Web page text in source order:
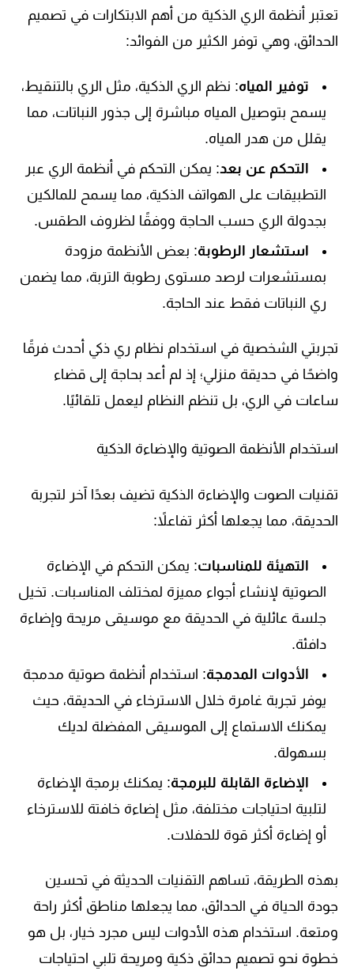
تعتبر أنظمة الري الذكية من أهم الابتكارات في تصميم
الحدائق، وهي توفر الكثير من الفوائد:
توفير المياه: نظم الري الذكية، مثل الري بالتنقيط،
يسمح بتوصيل المياه مباشرة إلى جذور النباتات، مما
يقلل من هدر المياه.
التحكم عن بعد: يمكن التحكم في أنظمة الري عبر
التطبيقات على الهواتف الذكية، مما يسمح للمالكين
بجدولة الري حسب الحاجة ووفقًا لظروف الطقس.
استشعار الرطوبة: بعض الأنظمة مزودة
بمستشعرات لرصد مستوى رطوبة التربة، مما يضمن
ري النباتات فقط عند الحاجة.
تجربتي الشخصية في استخدام نظام ري ذكي أحدث فرقًا
واضحًا في حديقة منزلي؛ إذ لم أعد بحاجة إلى قضاء
ساعات في الري، بل تنظم النظام ليعمل تلقائيًا.
استخدام الأنظمة الصوتية والإضاءة الذكية
تقنيات الصوت والإضاءة الذكية تضيف بعدًا آخر لتجربة
الحديقة، مما يجعلها أكثر تفاعلاً:
التهيئة للمناسبات: يمكن التحكم في الإضاءة
الصوتية لإنشاء أجواء مميزة لمختلف المناسبات. تخيل
جلسة عائلية في الحديقة مع موسيقى مريحة وإضاءة
دافئة.
الأدوات المدمجة: استخدام أنظمة صوتية مدمجة
يوفر تجربة غامرة خلال الاسترخاء في الحديقة، حيث
يمكنك الاستماع إلى الموسيقى المفضلة لديك
بسهولة.
الإضاءة القابلة للبرمجة: يمكنك برمجة الإضاءة
لتلبية احتياجات مختلفة، مثل إضاءة خافتة للاسترخاء
أو إضاءة أكثر قوة للحفلات.
بهذه الطريقة، تساهم التقنيات الحديثة في تحسين
جودة الحياة في الحدائق، مما يجعلها مناطق أكثر راحة
ومتعة. استخدام هذه الأدوات ليس مجرد خيار، بل هو
خطوة نحو تصميم حدائق ذكية ومريحة تلبي احتياجات